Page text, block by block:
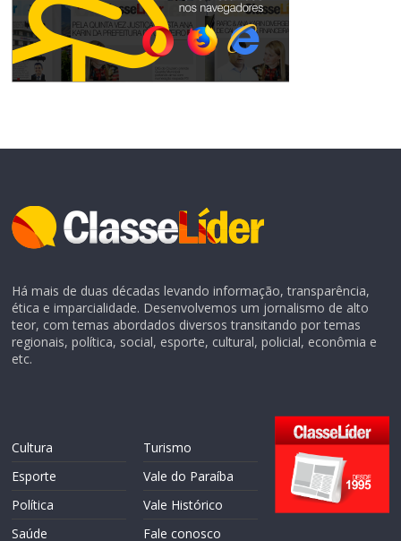
Há mais de duas décadas levando informação, transparência,
ética e imparcialidade. Desenvolvemos um jornalismo de alto
teor, com temas abordados diversos transitando por temas
regionais, política, social, esporte, cultural, policial, econômia e
etc.
Cultura
Esporte
Política
Saúde
Turismo
Vale do Paraíba
Vale Histórico
Fale conosco